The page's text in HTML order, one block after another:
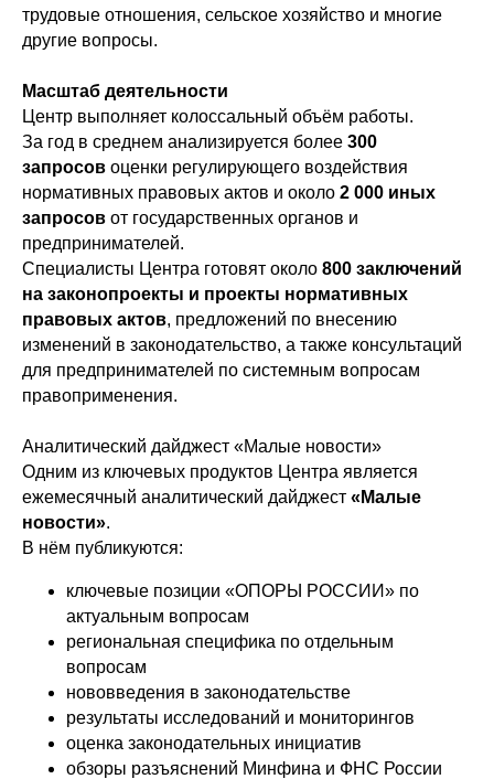
трудовые отношения, сельское хозяйство и многие
другие вопросы.
Масштаб деятельности
Центр выполняет колоссальный объём работы.
За год в среднем анализируется более 300
запросов оценки регулирующего воздействия
нормативных правовых актов и около 2 000 иных
запросов от государственных органов и
предпринимателей.
Специалисты Центра готовят около 800 заключений
на законопроекты и проекты нормативных
правовых актов, предложений по внесению
изменений в законодательство, а также консультаций
для предпринимателей по системным вопросам
правоприменения.
Аналитический дайджест «Малые новости»
Одним из ключевых продуктов Центра является
ежемесячный аналитический дайджест «Малые
новости».
В нём публикуются:
ключевые позиции «ОПОРЫ РОССИИ» по
актуальным вопросам
региональная специфика по отдельным
вопросам
нововведения в законодательстве
результаты исследований и мониторингов
оценка законодательных инициатив
обзоры разъяснений Минфина и ФНС России